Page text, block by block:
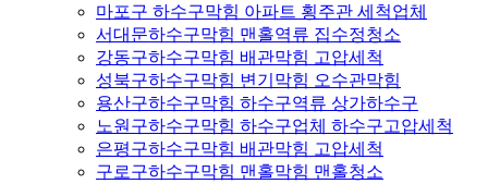
마포구 하수구막힘 아파트 횡주관 세척업체
서대문하수구막힘 맨홀역류 집수정청소
강동구하수구막힘 배관막힘 고압세척
성북구하수구막힘 변기막힘 오수관막힘
용산구하수구막힘 하수구역류 상가하수구
노원구하수구막힘 하수구업체 하수구고압세척
은평구하수구막힘 배관막힘 고압세척
구로구하수구막힘 맨홀막힘 맨홀청소